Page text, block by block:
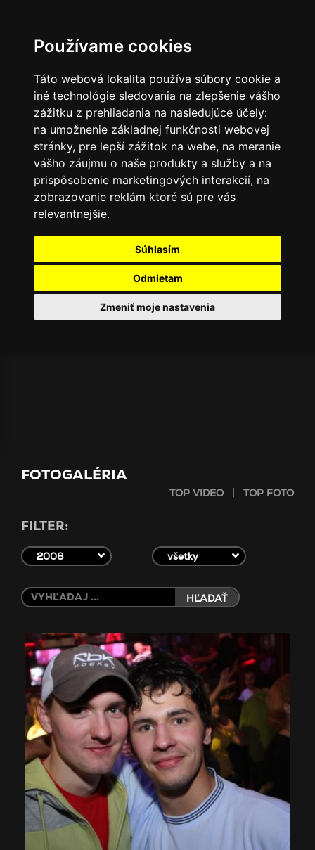
Používame cookies
Táto webová lokalita používa súbory cookie a
iné technológie sledovania na zlepšenie vášho
zážitku z prehliadania na nasledujúce účely:
na umožnenie základnej funkčnosti webovej
stránky, pre lepší zážitok na webe, na meranie
vášho záujmu o naše produkty a služby a na
prispôsobenie marketingových interakcií, na
zobrazovanie reklám ktoré sú pre vás
relevantnejšie.
Súhlasím
Odmietam
Zmeniť moje nastavenia
FOTOGALÉRIA
TOP VIDEO | TOP FOTO
FILTER:
2008 všetky
HĽADAŤ